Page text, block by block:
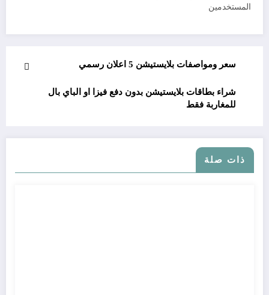
المستخدمين
سعر ومواصفات بلايستيشن 5 اعلان رسمي
شراء بطاقات بلايستيشن بدون دفع فيزا او الباي بال
للمغاربة فقط
ذات صلة